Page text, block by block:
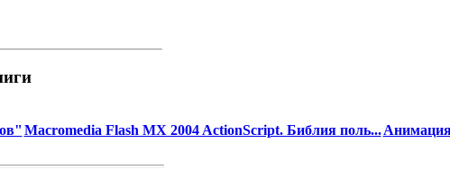
Macromedia Flash MX 2004 ActionScript. Библия поль...